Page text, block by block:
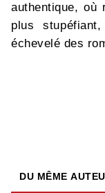
authentique, où
plus
échevelé des
DU MÊME